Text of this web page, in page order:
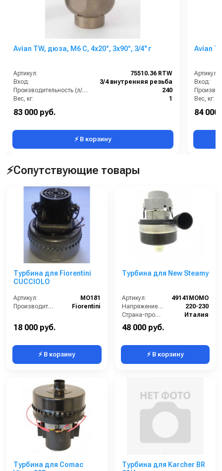
Avian TW, дюза, M6 C, 4x20°, 3x90°, 3/4'' г
Артикул:
75510.36 RTW
Вход:
3/4 внутренняя резьба
Производительность (л/мин):
240
Вес, кг:
1
Давление (бар):
Диаметр внутренний:
83 000 руб.
⚡ В корзину
Avian
Артикул:
Вход:
Вес, кг:
Диаметр
84 000
⚡Сопутствующие товары
Турбина для Fiorentini
CUCCIOLO
Артикул:
MO181
Производитель:
Fiorentini
18 000 руб.
⚡ В корзину
Турбина для New Steamy
Артикул:
49141MOMO
Напряжение (В):
220-230
Страна-производитель:
Италия
48 000 руб.
⚡ В корзину
Турбина для Comac
Турбина для Karcher BR